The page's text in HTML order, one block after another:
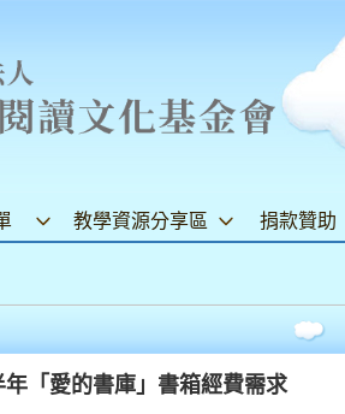
教學資源分享區 捐款贊助
年「愛的書庫」書箱經費需求